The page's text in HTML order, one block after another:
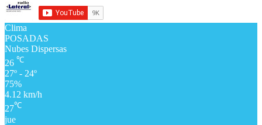
Clima
POSADAS
Nubes Dispersas
26 ℃
27º - 24º
75%
4.12 km/h
27℃
jue